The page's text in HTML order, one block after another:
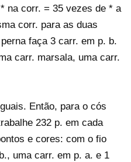
na corr. = 35 vezes de * a
corr. para as duas
faça 3 carr. em p. b.
carr. marsala, uma carr.
Então, para o cós
232 p. em cada
e cores: com o fio
uma carr. em p. a. e 1